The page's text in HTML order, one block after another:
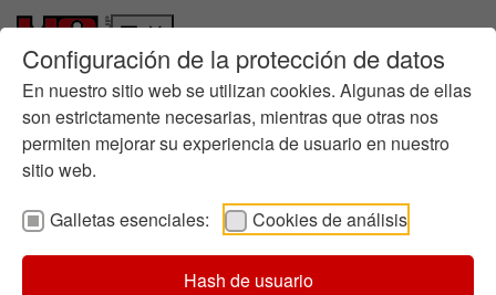
Configuración de la protección de datos
En nuestro sitio web se utilizan cookies. Algunas de ellas
son estrictamente necesarias, mientras que otras nos
permiten mejorar su experiencia de usuario en nuestro
sitio web.
Galletas esenciales:
Cookies de análisis
Hash de usuario
Ir a la página principal
Skip to page footer
Quiénes somos
Historia
Gestión empresarial
Química en la fundición
Dónde estamos
Informes
Ruta hacia la Sostenibilidad
Arenas revestidas
Resinas de revestimiento Arena pre-revestida Resital